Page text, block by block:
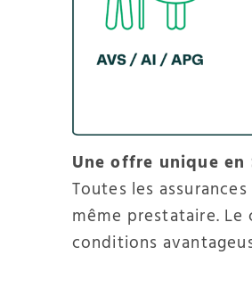
Une offre unique en
Toutes les
même prestataire.
conditions